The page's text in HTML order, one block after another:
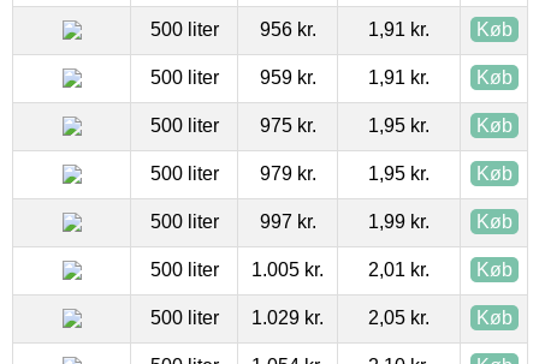
500 liter 956 kr. 1,91 kr. Køb
500 liter 959 kr. 1,91 kr. Køb
500 liter 975 kr. 1,95 kr. Køb
500 liter 979 kr. 1,95 kr. Køb
500 liter 997 kr. 1,99 kr. Køb
500 liter 1.005 kr. 2,01 kr. Køb
500 liter 1.029 kr. 2,05 kr. Køb